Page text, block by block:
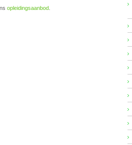
opleidingsaanbod